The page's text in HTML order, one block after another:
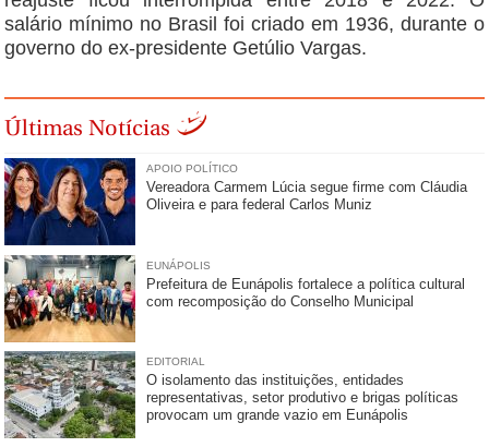
salário mínimo no Brasil foi criado em 1936, durante o
governo do ex-presidente Getúlio Vargas.
Últimas Notícias
APOIO POLÍTICO
Vereadora Carmem Lúcia segue firme com Cláudia
Oliveira e para federal Carlos Muniz
EUNÁPOLIS
Prefeitura de Eunápolis fortalece a política cultural
com recomposição do Conselho Municipal
EDITORIAL
O isolamento das instituições, entidades
representativas, setor produtivo e brigas políticas
provocam um grande vazio em Eunápolis